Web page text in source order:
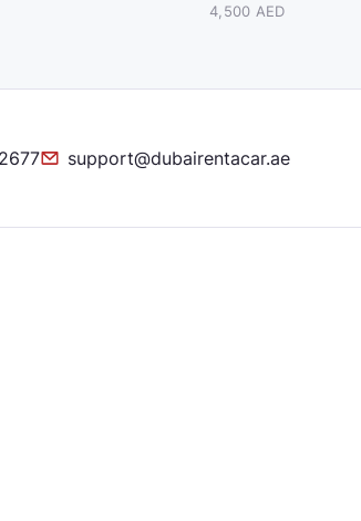
4,500 AED
support@dubairentacar.ae